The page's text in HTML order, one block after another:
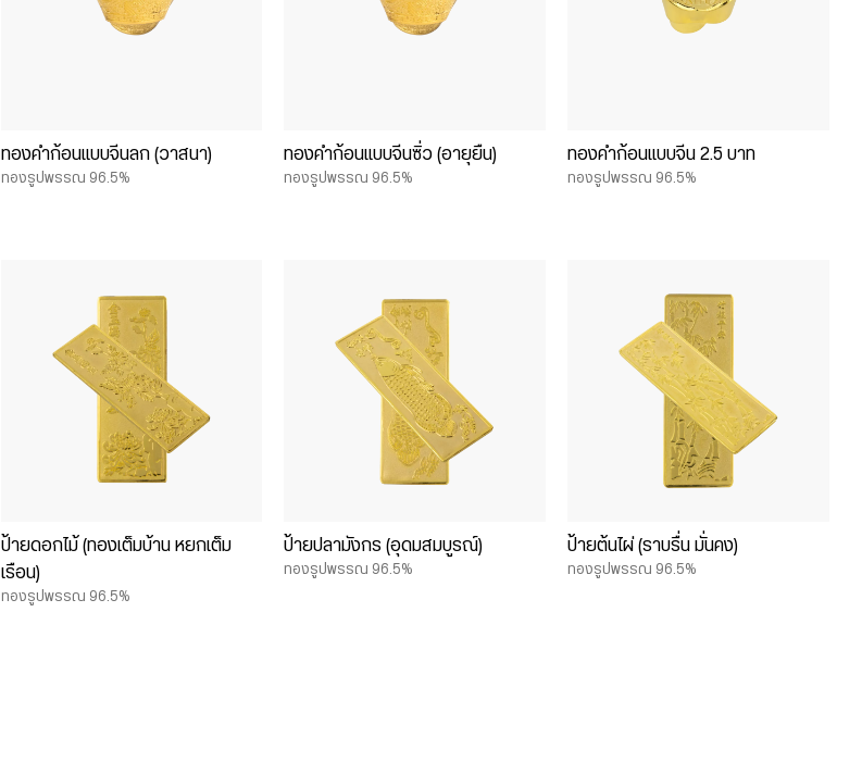
ทองคำก้อนแบบจีนลก (วาสนา)
ทองรูปพรรณ 96.5%
ทองคำก้อนแบบจีนซิ่ว (อายุยืน)
ทองรูปพรรณ 96.5%
ทองคำก้อนแบบจีน 2.5 บาท
ทองรูปพรรณ 96.5%
ป้ายดอกไม้ (ทองเต็มบ้าน หยกเต็ม
เรือน)
ทองรูปพรรณ 96.5%
ป้ายปลามังกร (อุดมสมบูรณ์)
ทองรูปพรรณ 96.5%
ป้ายต้นไผ่ (ราบรื่น มั่นคง)
ทองรูปพรรณ 96.5%